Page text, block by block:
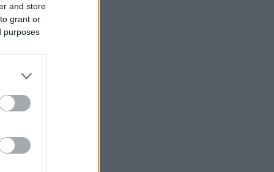
and store
grant or
purposes